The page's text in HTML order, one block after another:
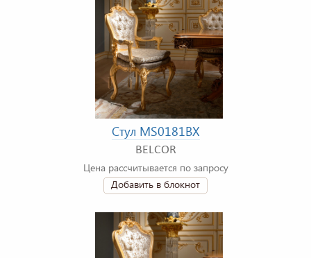
Стул MS0181BX
BELCOR
Цена рассчитывается по запросу
Добавить в блокнот